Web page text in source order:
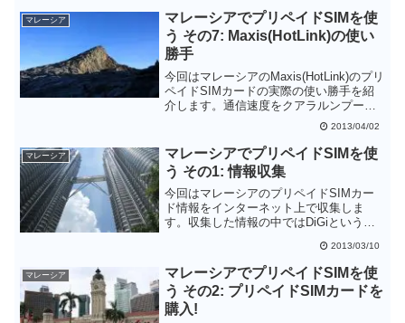
マレーシア
マレーシアでプリペイドSIMを使
う その7: Maxis(HotLink)の使い
勝手
今回はマレーシアのMaxis(HotLink)のプリ
ペイドSIMカードの実際の使い勝手を紹
介します。通信速度をクアラルンプール
のブキビンタン付近で測定したところ、
残念ながらあまりスピードが出ませんで
した。しかしながらサービスエリアは十
分なようです。
2013/04/02
マレーシア
マレーシアでプリペイドSIMを使
う その1: 情報収集
今回はマレーシアのプリペイドSIMカー
ド情報をインターネット上で収集しま
す。収集した情報の中ではDiGiという携
す。しかしマレーシアの携帯電話事情は
頻繁に変わるらしく、最後は現地での出
たとこ勝負になりそうです。
2013/03/10
マレーシア
マレーシアでプリペイドSIMを使
う その2: プリペイドSIMカードを
購入!